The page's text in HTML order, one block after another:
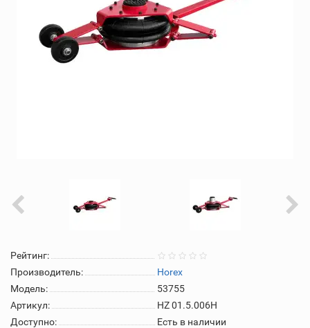
Рейтинг:
Производитель:
Horex
Модель:
53755
Артикул:
HZ 01.5.006H
Доступно:
Есть в наличии